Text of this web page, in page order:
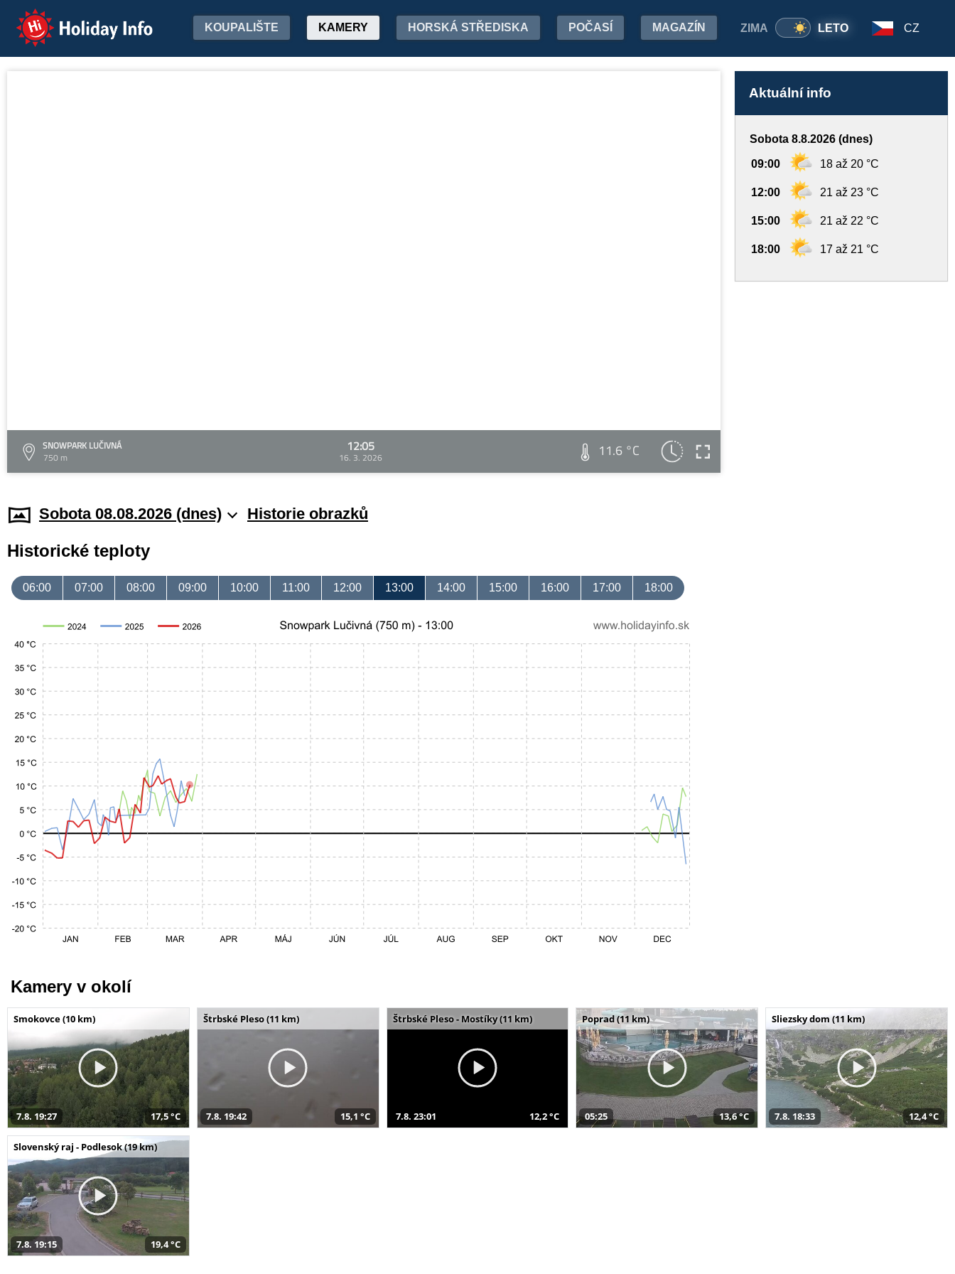
Holiday Info ZIMA LETO
KOUPALIŠTE KAMERY HORSKÁ STŘEDISKA POČASÍ MAGAZÍN CZ
SNOWPARK LUČIVNÁ
750 m
12:05
16. 3. 2026 11.6 °C
Aktuální info
Sobota 8.8.2026 (dnes)
09:00 18 až 20 °C
12:00 21 až 23 °C
15:00 21 až 22 °C
18:00 17 až 21 °C
Sobota 08.08.2026 (dnes) Historie obrazků
Historické teploty
06:00 07:00 08:00 09:00 10:00 11:00 12:00 13:00 14:00 15:00 16:00 17:00 18:00
Kamery v okolí
Smokovce (10 km)
7.8. 19:27 17,5 °C
Štrbské Pleso (11 km)
7.8. 19:42 15,1 °C
Štrbské Pleso - Mostíky (11 km)
7.8. 23:01 12,2 °C
Poprad (11 km)
05:25 13,6 °C
Sliezsky dom (11 km)
7.8. 18:33 12,4 °C
Slovenský raj - Podlesok (19 km)
7.8. 19:15 19,4 °C